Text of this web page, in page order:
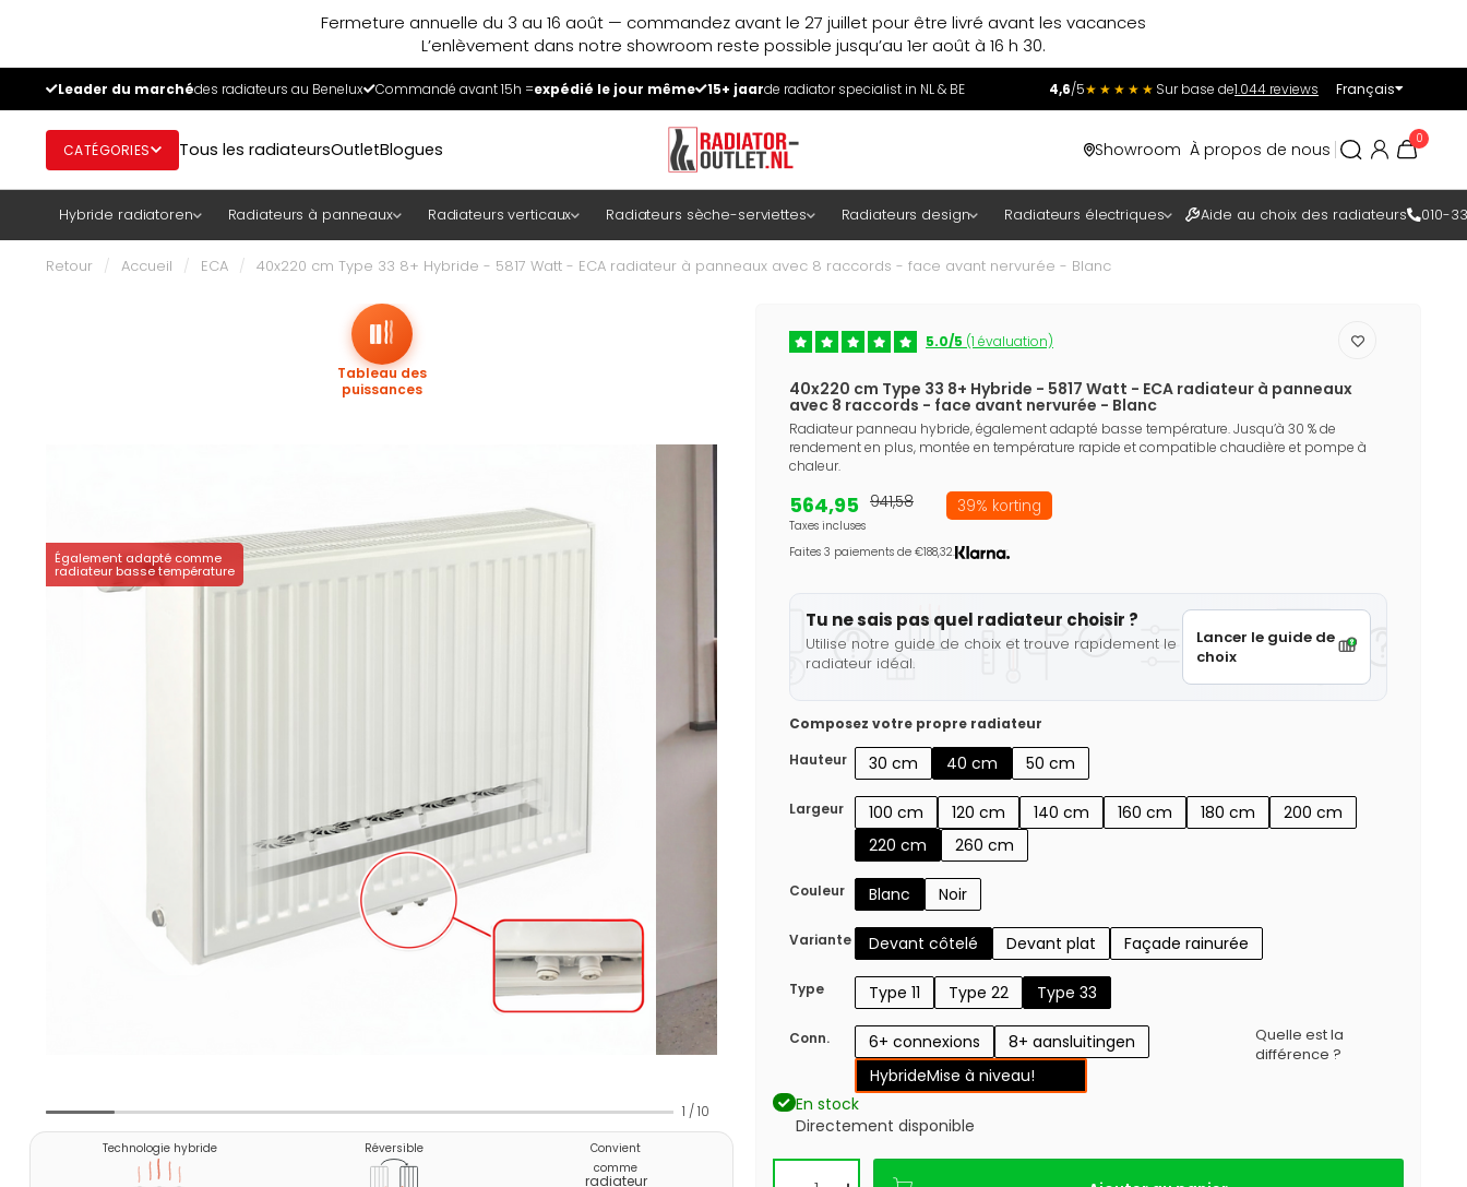
Fermeture annuelle du 3 au 16 août — commandez avant le 27 juillet pour être livré avant les vacances
L’enlèvement dans notre showroom reste possible jusqu’au 1er août à 16 h 30.
Leader du marchédes radiateurs au Benelux Commandé avant 15h =expédié le jour même 15+ jaarde radiator specialist in NL & BE 4,6/5★★★★★ Sur base de1.044 reviews Français
CATÉGORIES Tous les radiateursOutletBlogues Showroom À propos de nous
0
Hybride radiatoren Radiateurs à panneaux Radiateurs verticaux Radiateurs sèche-serviettes Radiateurs design Radiateurs électriques Aide au choix des radiateurs 010-
Retour / Accueil / ECA / 40x220 cm Type 33 8+ Hybride - 5817 Watt - ECA radiateur à panneaux avec 8 raccords - face avant nervurée - Blanc
Également adapté comme
radiateur basse température
Tableau des
puissances
1 /10
Technologie hybride Réversible
Convient
comme
radiateur
5.0/5 (1 évaluation)
40x220 cm Type 33 8+ Hybride - 5817 Watt - ECA radiateur à panneaux
avec 8 raccords - face avant nervurée - Blanc
Radiateur panneau hybride, également adapté basse température. Jusqu’à 30 % de
rendement en plus, montée en température rapide et compatible chaudière et pompe à
chaleur.
564,95
Taxes incluses
941,58 39% korting
Faites 3 paiements de €188,32.
Tu ne sais pas quel radiateur choisir ?
Utilise notre guide de choix et trouve rapidement le
radiateur idéal.
Lancer le guide de
choix
Composez votre propre radiateur
Hauteur
30 cm 40 cm 50 cm
Largeur 100 cm 120 cm 140 cm 160 cm 180 cm
200 cm
220 cm
260 cm
Couleur Blanc Noir
Variante Devant côtelé Devant plat Façade rainurée
Type Type 11 Type 22 Type 33
Conn. 6+ connexions
8+ aansluitingen
HybrideMise à niveau!
Quelle est la
différence ?
En stock
Directement disponible